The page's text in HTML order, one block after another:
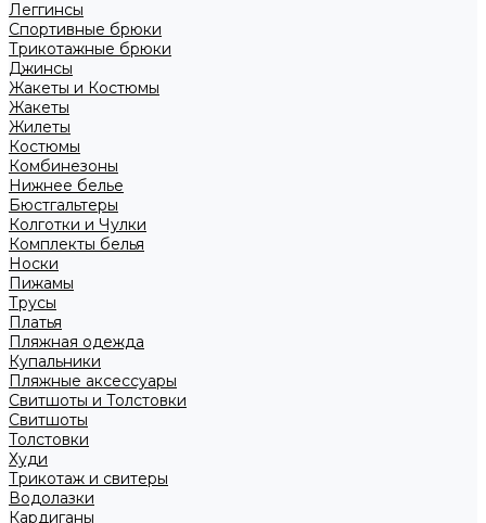
Леггинсы
Спортивные брюки
Трикотажные брюки
Джинсы
Жакеты и Костюмы
Жакеты
Жилеты
Костюмы
Комбинезоны
Нижнее белье
Бюстгальтеры
Колготки и Чулки
Комплекты белья
Носки
Пижамы
Трусы
Платья
Пляжная одежда
Купальники
Пляжные аксессуары
Свитшоты и Толстовки
Свитшоты
Толстовки
Худи
Трикотаж и свитеры
Водолазки
Кардиганы